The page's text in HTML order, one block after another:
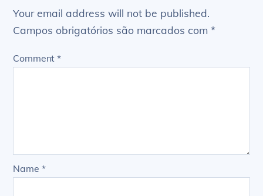
Your email address will not be published.
Campos obrigatórios são marcados com*
Comment*
Name *